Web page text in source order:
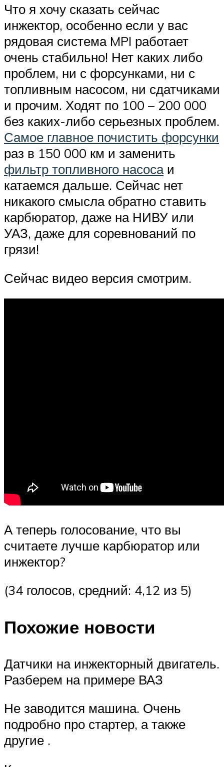
Что я хочу сказать сейчас
инжектор, особенно если у вас
рядовая система MPI работает
очень стабильно! Нет каких либо
проблем, ни с форсунками, ни с
топливным насосом, ни сдатчиками
и прочим. Ходят по 100 – 200 000
без каких-либо серьезных проблем.
Самое главное почистить форсунки
раз в 150 000 км и заменить
фильтр топливного насосаи
катаемся дальше. Сейчас нет
никакого смысла обратно ставить
карбюратор, даже на НИВУ или
УАЗ, даже для соревнований по
грязи!
Сейчас видео версия смотрим.
А теперь голосование, что вы
считаете лучше карбюратор или
инжектор?
(34 голосов, средний: 4,12 из 5)
Похожие новости
Датчики на инжекторный двигатель.
Разберем на примере ВАЗ
Не заводится машина. Очень
подробно про стартер, а также
другие .